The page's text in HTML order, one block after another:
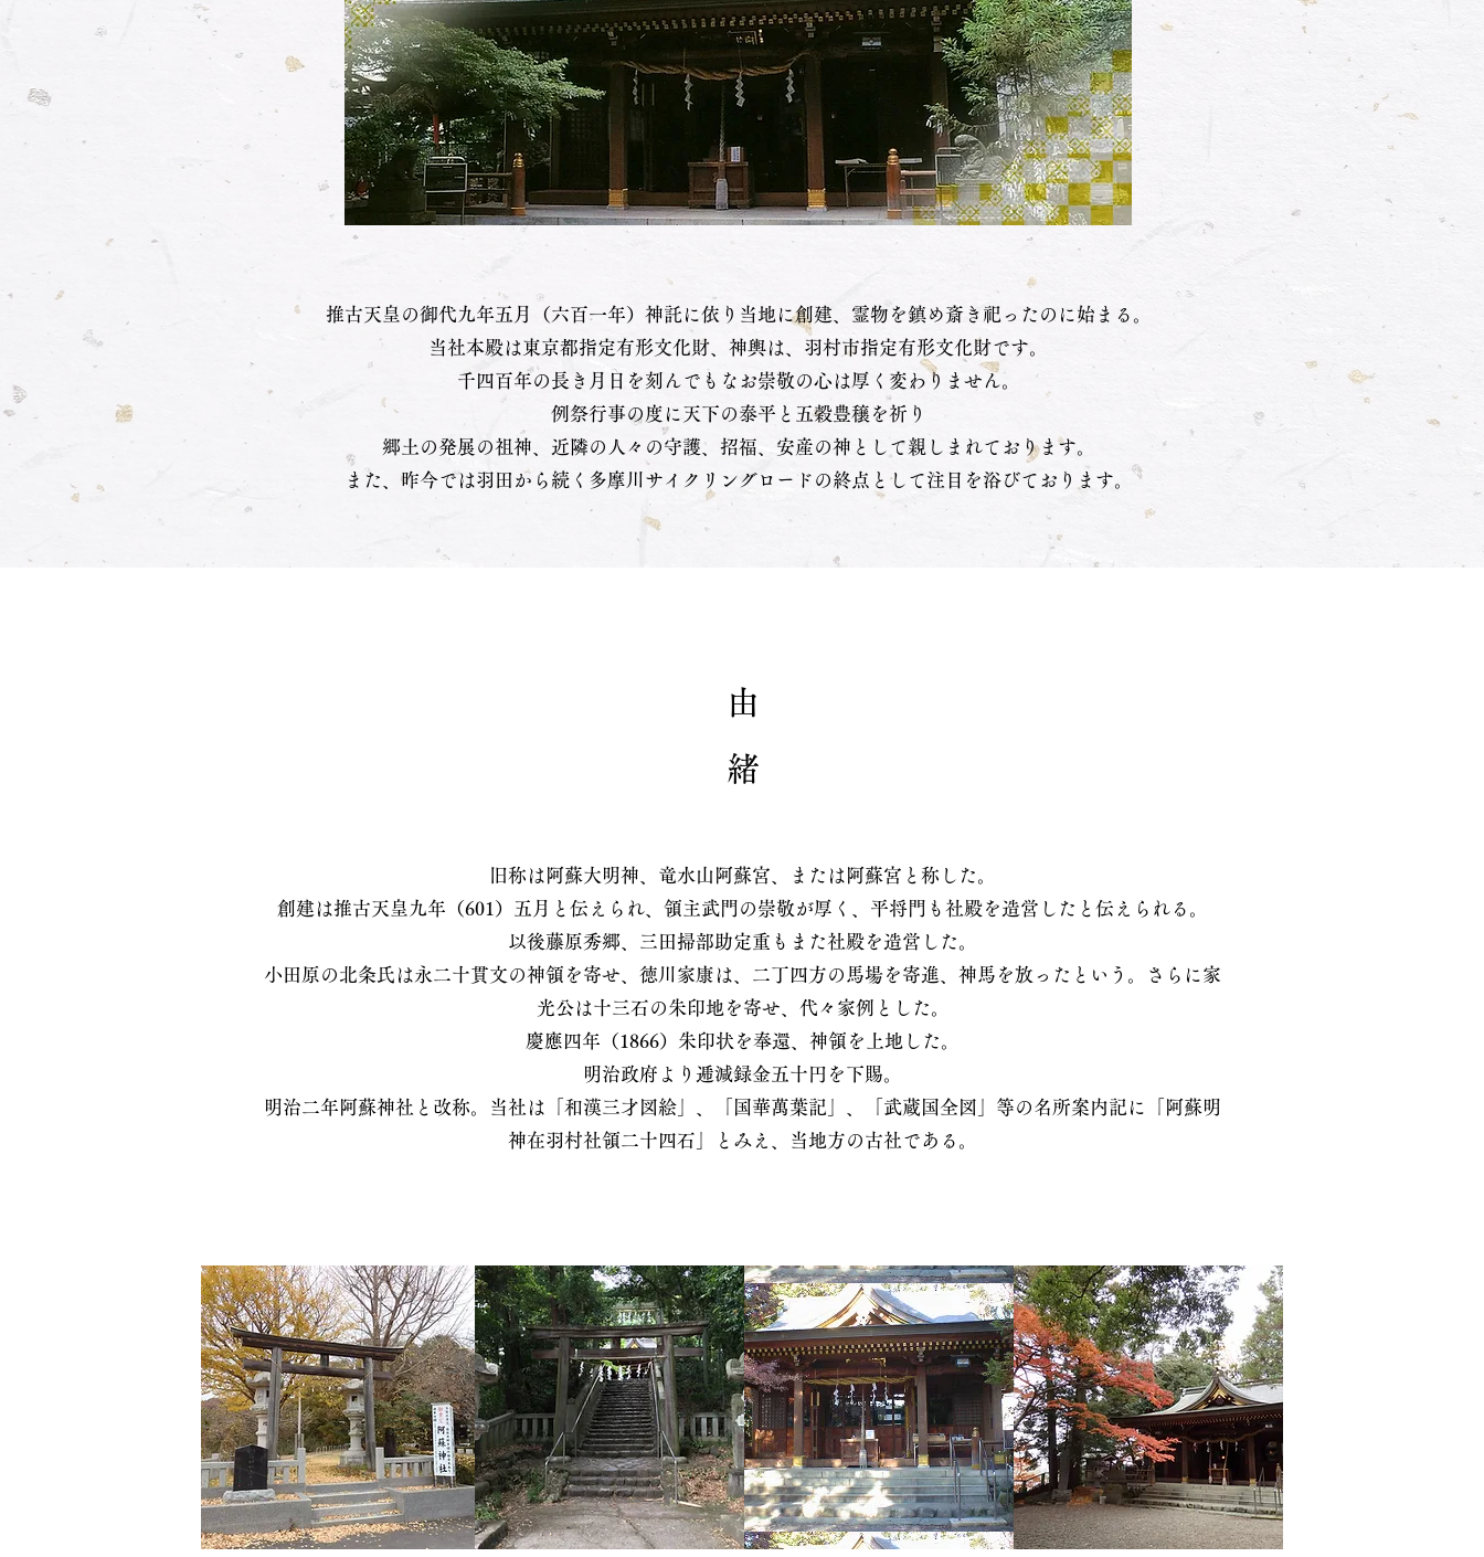
推古天皇の御代九年五月（六百一年）神託に依り当地に創建、霊物を鎮め斎き祀ったのに始まる。
当社本殿は東京都指定有形文化財、神輿は、羽村市指定有形文化財です。
千四百年の長き月日を刻んでもなお崇敬の心は厚く変わりません。
例祭行事の度に天下の泰平と五穀豊穣を祈り
郷土の発展の祖神、近隣の人々の守護、招福、安産の神として親しまれております。
また、昨今では羽田から続く多摩川サイクリングロードの終点として注目を浴びております。
​由 緒
旧称は阿蘇大明神、竜水山阿蘇宮、または阿蘇宮と称した。
創建は推古天皇九年（601）五月と伝えられ、領主武門の崇敬が厚く、平将門も社殿を造営したと伝えられる。
以後藤原秀郷、三田掃部助定重もまた社殿を造営した。
小田原の北条氏は永二十貫文の神領を寄せ、徳川家康は、二丁四方の馬場を寄進、神馬を放ったという。さらに家
光公は十三石の朱印地を寄せ、代々家例とした。
慶應四年（1866）朱印状を奉還、神領を上地した。
明治政府より逓減録金五十円を下賜。
明治二年阿蘇神社と改称。当社は「和漢三才図絵」、「国華萬葉記」、「武蔵国全図」等の名所案内記に「阿蘇明
神在羽村社領二十四石」とみえ、当地方の古社である。